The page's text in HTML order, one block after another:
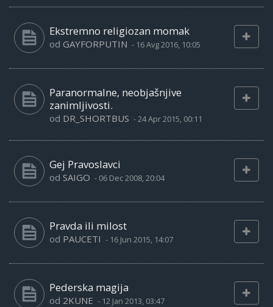
Ekstremno religiozan momak
od GAYFORPUTIN - 16 Avg 2016, 10:05
Paranormalne, neobjašnjive
zanimljivosti.
od DR_SHORTBUS -24 Apr 2015, 00:11
Gej Pravoslavci
od SAIGO - 06 Dec 2008, 20:04
Pravda ili milost
od PAUCETI - 16 Jun 2015, 14:07
Pederska magija
od 2KUNE - 12 Jan 2013, 03:47